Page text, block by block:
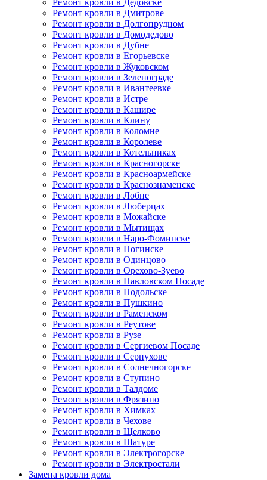
Ремонт кровли в Дедовске
Ремонт кровли в Дмитрове
Ремонт кровли в Долгопрудном
Ремонт кровли в Домодедово
Ремонт кровли в Дубне
Ремонт кровли в Егорьевске
Ремонт кровли в Жуковском
Ремонт кровли в Зеленограде
Ремонт кровли в Ивантеевке
Ремонт кровли в Истре
Ремонт кровли в Кашире
Ремонт кровли в Клину
Ремонт кровли в Коломне
Ремонт кровли в Королеве
Ремонт кровли в Котельниках
Ремонт кровли в Красногорске
Ремонт кровли в Красноармейске
Ремонт кровли в Краснознаменске
Ремонт кровли в Лобне
Ремонт кровли в Люберцах
Ремонт кровли в Можайске
Ремонт кровли в Мытищах
Ремонт кровли в Наро-Фоминске
Ремонт кровли в Ногинске
Ремонт кровли в Одинцово
Ремонт кровли в Орехово-Зуево
Ремонт кровли в Павловском Посаде
Ремонт кровли в Подольске
Ремонт кровли в Пушкино
Ремонт кровли в Раменском
Ремонт кровли в Реутове
Ремонт кровли в Рузе
Ремонт кровли в Сергиевом Посаде
Ремонт кровли в Серпухове
Ремонт кровли в Солнечногорске
Ремонт кровли в Ступино
Ремонт кровли в Талдоме
Ремонт кровли в Фрязино
Ремонт кровли в Химках
Ремонт кровли в Чехове
Ремонт кровли в Щелково
Ремонт кровли в Шатуре
Ремонт кровли в Электрогорске
Ремонт кровли в Электростали
Замена кровли дома